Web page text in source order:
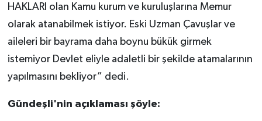
HAKLARI olan Kamu kurum ve kuruluşlarına Memur
olarak atanabilmek istiyor. Eski Uzman Çavuşlar ve
aileleri bir bayrama daha boynu bükük girmek
istemiyor Devlet eliyle adaletli bir şekilde atamalarının
yapılmasını bekliyor” dedi.
Gündeşli'nin açıklaması şöyle: